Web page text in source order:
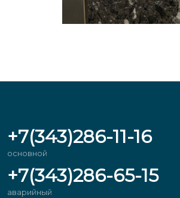
+7(343)286-11-16
основной
+7(343)286-65-15
аварийный